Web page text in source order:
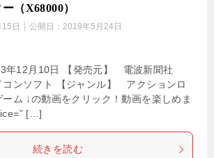
（X68000）
日 公開日： 2019年5月24日
年12月10日 【発売元】 電波新聞社
ンソフト 【ジャンル】 アクションロ
ム ↓の動画をクリック！動画を楽しめま
[…]
続きを読む